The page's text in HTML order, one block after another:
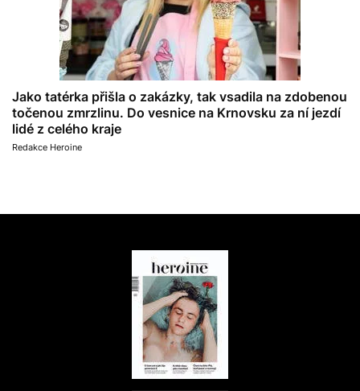
Jako tatérka přišla o zakázky, tak vsadila na zdobenou
točenou zmrzlinu. Do vesnice na Krnovsku za ní jezdí
lidé z celého kraje
Redakce Heroine